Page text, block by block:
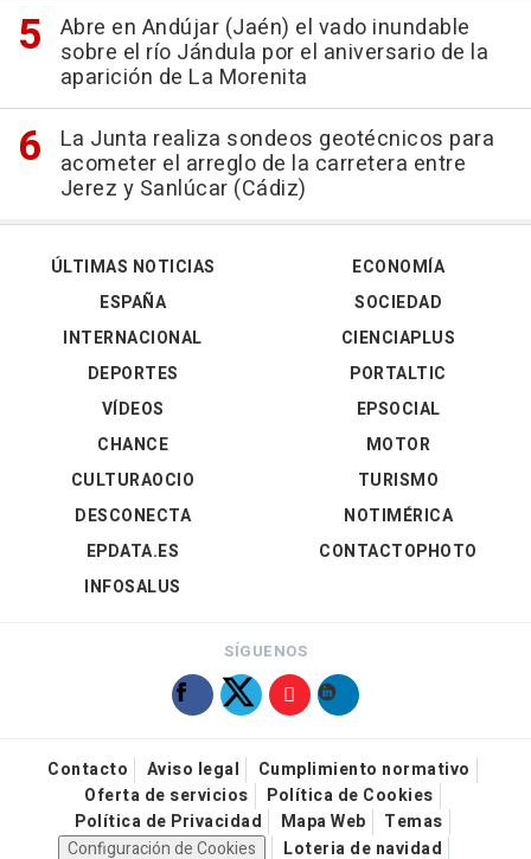
Abre en Andújar (Jaén) el vado inundable
sobre el río Jándula por el aniversario de la
aparición de La Morenita
La Junta realiza sondeos geotécnicos para
acometer el arreglo de la carretera entre
Jerez y Sanlúcar (Cádiz)
ÚLTIMAS NOTICIAS
ESPAÑA
INTERNACIONAL
DEPORTES
VÍDEOS
ECONOMÍA
SOCIEDAD
CIENCIAPLUS
PORTALTIC
EPSOCIAL
CHANCE
CULTURAOCIO
DESCONECTA
EPDATA.ES
INFOSALUS
MOTOR
TURISMO
NOTIMÉRICA
CONTACTOPHOTO
SÍGUENOS
Contacto Aviso legal
Cumplimiento normativo
Oferta de servicios
Política de Cookies
Política de Privacidad
Mapa Web
Temas
Configuración de Cookies
Loteria de navidad